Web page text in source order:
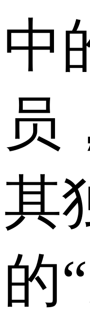
中
员
其
的